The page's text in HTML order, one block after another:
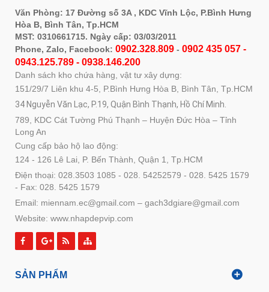
Văn Phòng: 17 Đường số 3A , KDC Vĩnh Lộc, P.Bình Hưng
Hòa B, Bình Tân, Tp.HCM
MST: 0310661715. Ngày cấp: 03/03/2011
Phone, Zalo, Facebook: 0902.328.809 - 0902 435 057 -
0943.125.789 - 0938.146.200
Danh sách kho chứa hàng, vật tư xây dựng:
151/29/7 Liên khu 4-5, P.Bình Hưng Hòa B, Bình Tân, Tp.HCM
34 Nguyễn Văn Lạc, P.19, Quận Bình Thạnh, Hồ Chí Minh.
789, KDC Cát Tường Phú Thạnh – Huyện Đức Hòa – Tỉnh
Long An
Cung cấp bảo hộ lao động:
124 - 126 Lê Lai, P. Bến Thành, Quận 1, Tp.HCM
Điện thoại: 028.3503 1085 - 028. 54252579 - 028. 5425 1579
- Fax: 028. 5425 1579
Email: miennam.ec@gmail.com – gach3dgiare@gmail.com
Website: www.nhapdepvip.com
SẢN PHẨM